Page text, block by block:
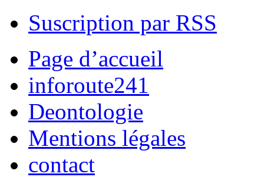
Suscription par RSS
Page d’accueil
inforoute241
Deontologie
Mentions légales
contact